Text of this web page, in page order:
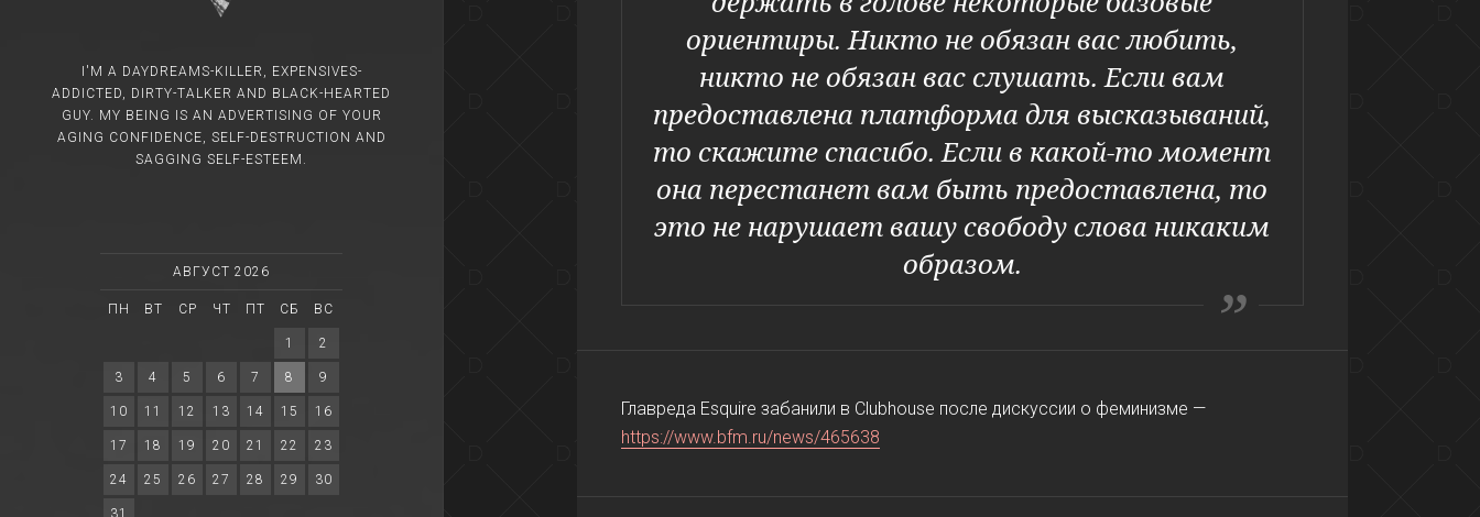
I'M A DAYDREAMS-KILLER, EXPENSIVES-
ADDICTED, DIRTY-TALKER AND BLACK-HEARTED
GUY. MY BEING IS AN ADVERTISING OF YOUR
AGING CONFIDENCE, SELF-DESTRUCTION AND
SAGGING SELF-ESTEEM.
АВГУСТ 2026
ПН ВТ СР ЧТ ПТ СБ ВС
1 2
3 4 5 6 7 8 9
10 11 12 13 14 15 16
17 18 19 20 21 22 23
24 25 26 27 28 29 30
31
ориентиры. Никто не обязан вас любить,
никто не обязан вас слушать. Если вам
предоставлена платформа для высказываний,
то скажите спасибо. Если в какой-то момент
она перестанет вам быть предоставлена, то
это не нарушает вашу свободу слова никаким
образом.
Главреда Esquire забанили в Clubhouse после дискуссии о феминизме —
https://www.bfm.ru/news/465638